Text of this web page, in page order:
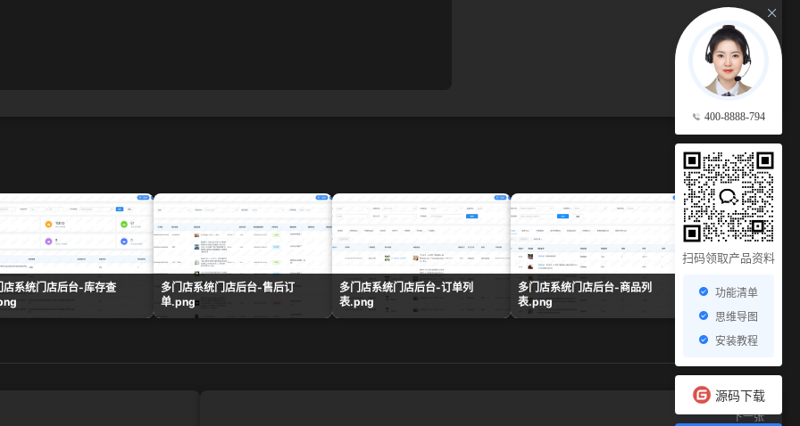
400-8888-794
扫码领取产品资料
功能清单
思维导图
安装教程
源码下载
查看更多 →
店系统门店后台-库存查
多门店系统门店后台-售后订
单.png
多门店系统门店后台-订单列
表.png
多门店系统门店后台-商品列
表.png
多门店系统门店后台
单.png
下一张